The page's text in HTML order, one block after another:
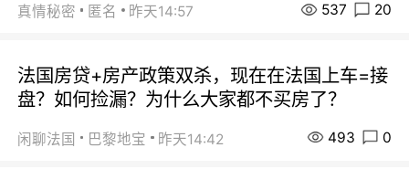
真情秘密 匿名 昨天14:57 537 20
法国房贷+房产政策双杀，现在在法国上车=接
盘？如何捡漏？为什么大家都不买房了？
闲聊法国 巴黎地宝 昨天14:42 493 0